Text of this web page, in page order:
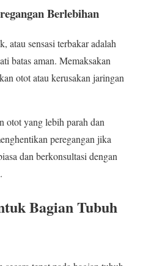
Berlebihan
atau sensasi terbakar adalah
batas aman. Memaksakan
otot atau kerusakan jaringan
otot yang lebih parah dan
peregangan jika
dan berkonsultasi dengan
Bagian Tubuh